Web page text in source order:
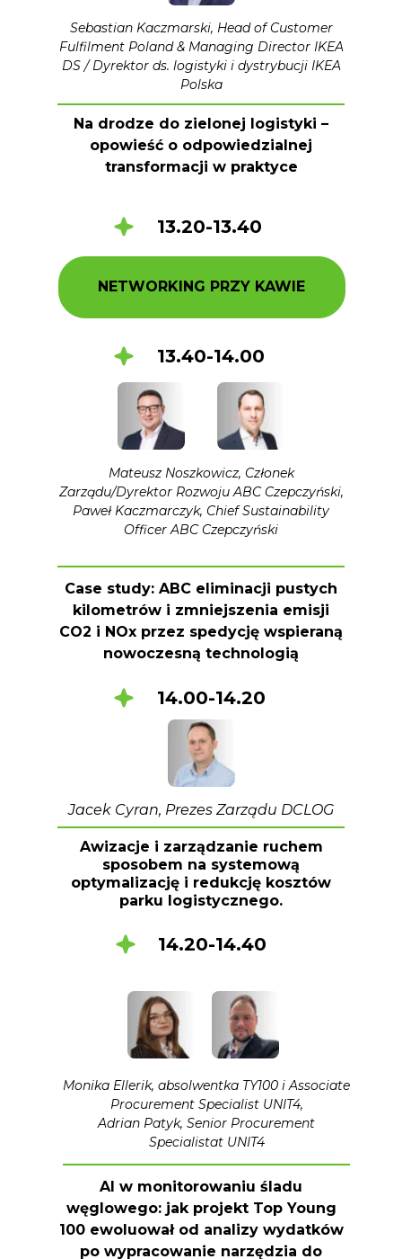
Sebastian Kaczmarski, Head of Customer
Fulfilment Poland & Managing Director IKEA
DS / Dyrektor ds. logistyki i dystrybucji IKEA
Polska
Na drodze do zielonej logistyki –
opowieść o odpowiedzialnej
transformacji w praktyce
13.20-13.40
NETWORKING PRZY KAWIE
13.40-14.00
Mateusz Noszkowicz, Członek
Zarządu/Dyrektor Rozwoju ABC Czepczyński,
Paweł Kaczmarczyk, Chief Sustainability
Officer ABC Czepczyński
Case study: ABC eliminacji pustych
kilometrów i zmniejszenia emisji
CO2 i NOx przez spedycję wspieraną
nowoczesną technologią
14.00-14.20
Jacek Cyran, Prezes Zarządu DCLOG
Awizacje i zarządzanie ruchem
sposobem na systemową
optymalizację i redukcję kosztów
parku logistycznego.
14.20-14.40
Monika Ellerik, absolwentka TY100 i Associate
Procurement Specialist UNIT4,
Adrian Patyk, Senior Procurement
Specialistat UNIT4
AI w monitorowaniu śladu
węglowego: jak projekt Top Young
100 ewoluował od analizy wydatków
po wypracowanie narzędzia do